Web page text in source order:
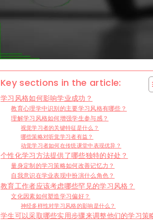
Key sections in the article:
学习风格如何影响学业成功？
教育心理学中识别的主要学习风格有哪些？
理解学习风格如何增强学生参与感？
视觉学习者的关键特征是什么？
哪些策略对听觉学习者有益？
动觉学习者如何在传统课堂中表现优异？
个性化学习方法提供了哪些独特的好处？
量身定制的学习策略如何改善记忆力？
自我意识在学业表现中扮演什么角色？
教育工作者应该考虑哪些罕见的学习风格？
文化因素如何塑造学习偏好？
神经多样性对学习风格的影响是什么？
学生可以采取哪些实用步骤来调整他们的学习策